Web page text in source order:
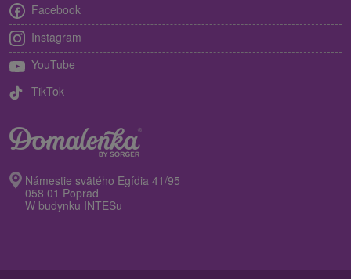
Facebook
Instagram
YouTube
TikTok
Námestie svätého Egídia 41/95
058 01 Poprad
W budynku INTESu